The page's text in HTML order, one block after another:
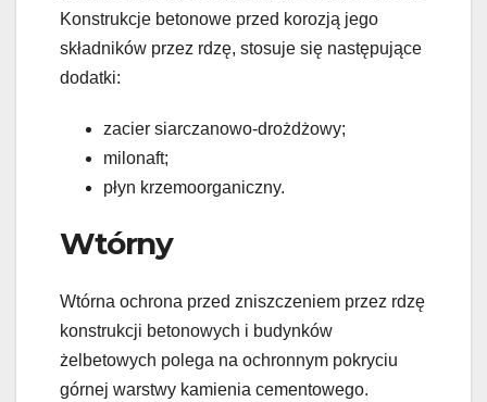
Konstrukcje betonowe przed korozją jego
składników przez rdzę, stosuje się następujące
dodatki:
zacier siarczanowo-drożdżowy;
milonaft;
płyn krzemoorganiczny.
Wtórny
Wtórna ochrona przed zniszczeniem przez rdzę
konstrukcji betonowych i budynków
żelbetowych polega na ochronnym pokryciu
górnej warstwy kamienia cementowego.